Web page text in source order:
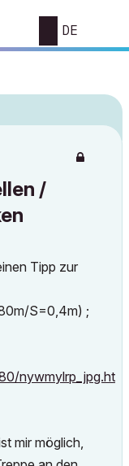
DE
/
Tipp zur
S=0,4m) ;
nywmylrp_jpg.ht
mir möglich,